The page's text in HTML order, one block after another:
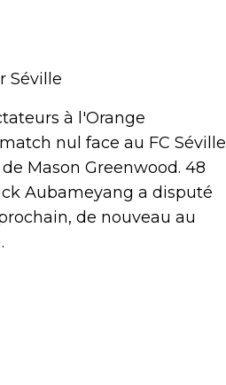
Séville
à l'Orange
nul face au FC Séville
Mason Greenwood. 48
Aubameyang a disputé
de nouveau au